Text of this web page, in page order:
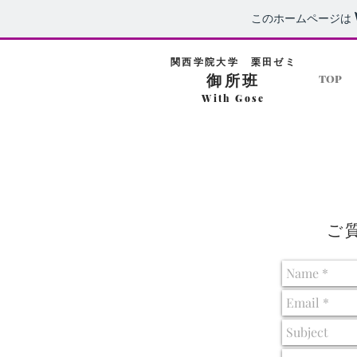
このホームページは
関西学院大学 栗田ゼミ
御所班
With Gose
TOP
ご